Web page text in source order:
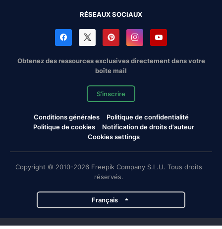
RÉSEAUX SOCIAUX
Obtenez des ressources exclusives directement dans votre
boîte mail
S'inscrire
Conditions générales
Politique de confidentialité
Politique de cookies
Notification de droits d'auteur
Cookies settings
Copyright © 2010-2026 Freepik Company S.L.U. Tous droits
réservés.
Français